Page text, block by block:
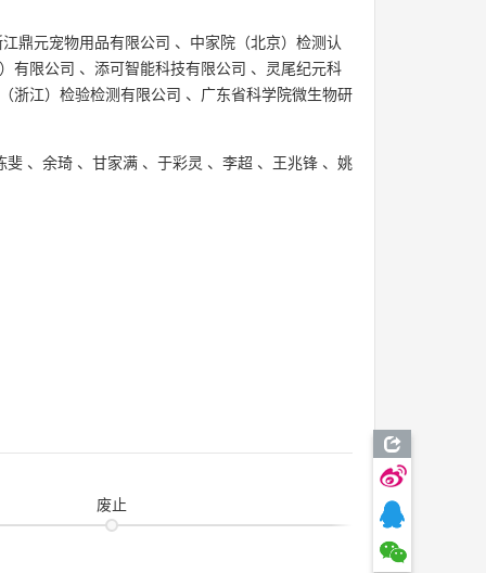
江鼎元宠物用品有限公司 、 中家院（北京）检测认
有限公司 、 添可智能科技有限公司 、 灵尾纪元科
浙江）检验检测有限公司 、 广东省科学院微生物研
斐 、 余琦 、 甘家满 、 于彩灵 、 李超 、 王兆锋 、 姚
废止